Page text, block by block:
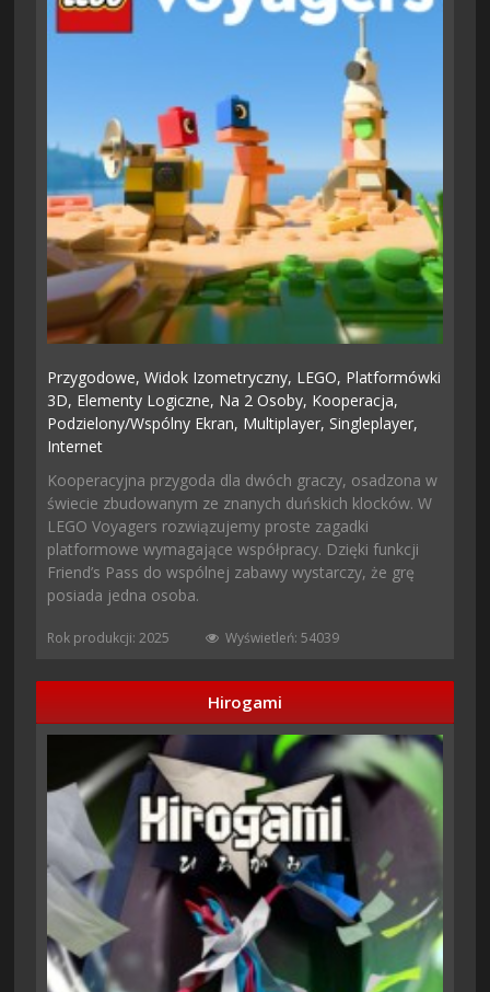
Przygodowe,Widok Izometryczny, LEGO, Platformówki
3D, Elementy Logiczne, Na 2 Osoby, Kooperacja,
Podzielony/wspólny Ekran, Multiplayer,Singleplayer,
Internet
Kooperacyjna przygoda dla dwóch graczy, osadzona w
świecie zbudowanym ze znanych duńskich klocków. W
LEGO Voyagers rozwiązujemy proste zagadki
platformowe wymagające współpracy. Dzięki funkcji
Friend’s Pass do wspólnej zabawy wystarczy, że grę
posiada jedna osoba.
Rok produkcji: 2025 Wyświetleń: 54039
Hirogami